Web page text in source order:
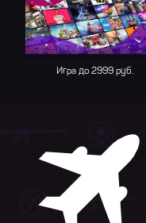
Игра до 2999 руб.